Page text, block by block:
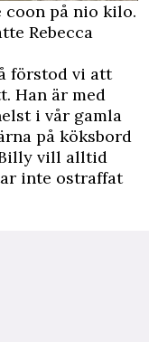
coon på nio kilo.
Rebecca
förstod vi att
Han är med
i vår gamla
på köksbord
vill alltid
inte ostraffat